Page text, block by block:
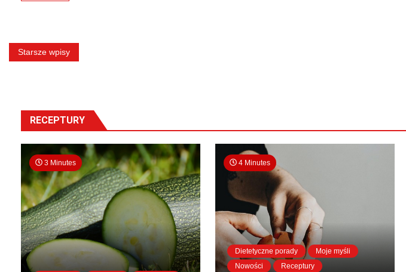
Nawigacja
Starsze wpisy
RECEPTURY
3 Minutes 4 Minutes
Dietetyczne porady
Moje myśli
Nowości
Receptury